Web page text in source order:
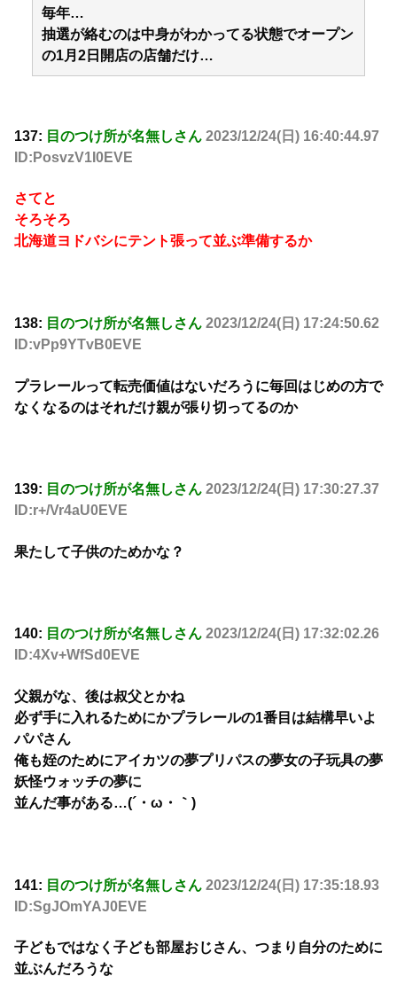
毎年…
抽選が絡むのは中身がわかってる状態でオープン
の1月2日開店の店舗だけ…
137: 目のつけ所が名無しさん 2023/12/24(日) 16:40:44.97
ID:PosvzV1I0EVE
さてと
そろそろ
北海道ヨドバシにテント張って並ぶ準備するか
138: 目のつけ所が名無しさん 2023/12/24(日) 17:24:50.62
ID:vPp9YTvB0EVE
プラレールって転売価値はないだろうに毎回はじめの方で
なくなるのはそれだけ親が張り切ってるのか
139: 目のつけ所が名無しさん 2023/12/24(日) 17:30:27.37
ID:r+/Vr4aU0EVE
果たして子供のためかな？
140: 目のつけ所が名無しさん 2023/12/24(日) 17:32:02.26
ID:4Xv+WfSd0EVE
父親がな、後は叔父とかね
必ず手に入れるためにかプラレールの1番目は結構早いよ
パパさん
俺も姪のためにアイカツの夢プリパスの夢女の子玩具の夢
妖怪ウォッチの夢に
並んだ事がある…(´・ω・｀)
141: 目のつけ所が名無しさん 2023/12/24(日) 17:35:18.93
ID:SgJOmYAJ0EVE
子どもではなく子ども部屋おじさん、つまり自分のために
並ぶんだろうな